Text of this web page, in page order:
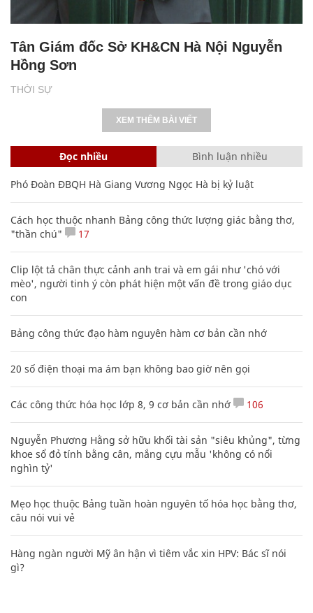
THỜI SỰ
Tân Giám đốc Sở KH&CN Hà Nội Nguyễn
Hồng Sơn
XEM THÊM BÀI VIẾT
Đọc nhiều Bình luận nhiều
Phó Đoàn ĐBQH Hà Giang Vương Ngọc Hà bị kỷ luật
Cách học thuộc nhanh Bảng công thức lượng giác bằng thơ,
"thần chú"
17
Clip lột tả chân thực cảnh anh trai và em gái như 'chó với
mèo', người tinh ý còn phát hiện một vấn đề trong giáo dục
con
Bảng công thức đạo hàm nguyên hàm cơ bản cần nhớ
20 số điện thoại ma ám bạn không bao giờ nên gọi
Các công thức hóa học lớp 8, 9 cơ bản cần nhớ 106
Nguyễn Phương Hằng sở hữu khối tài sản "siêu khủng", từng
khoe sổ đỏ tính bằng cân, mắng cựu mẫu 'không có nổi
nghìn tỷ'
Mẹo học thuộc Bảng tuần hoàn nguyên tố hóa học bằng thơ,
câu nói vui vẻ
Hàng ngàn người Mỹ ân hận vì tiêm vắc xin HPV: Bác sĩ nói
gì?